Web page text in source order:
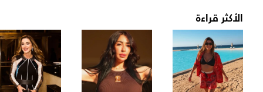
الأكثر قراءة